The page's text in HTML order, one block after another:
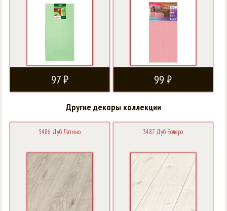
97 ₽ 99 ₽
Другие декоры коллекции
3486 Дуб Латино 3487 Дуб Болеро